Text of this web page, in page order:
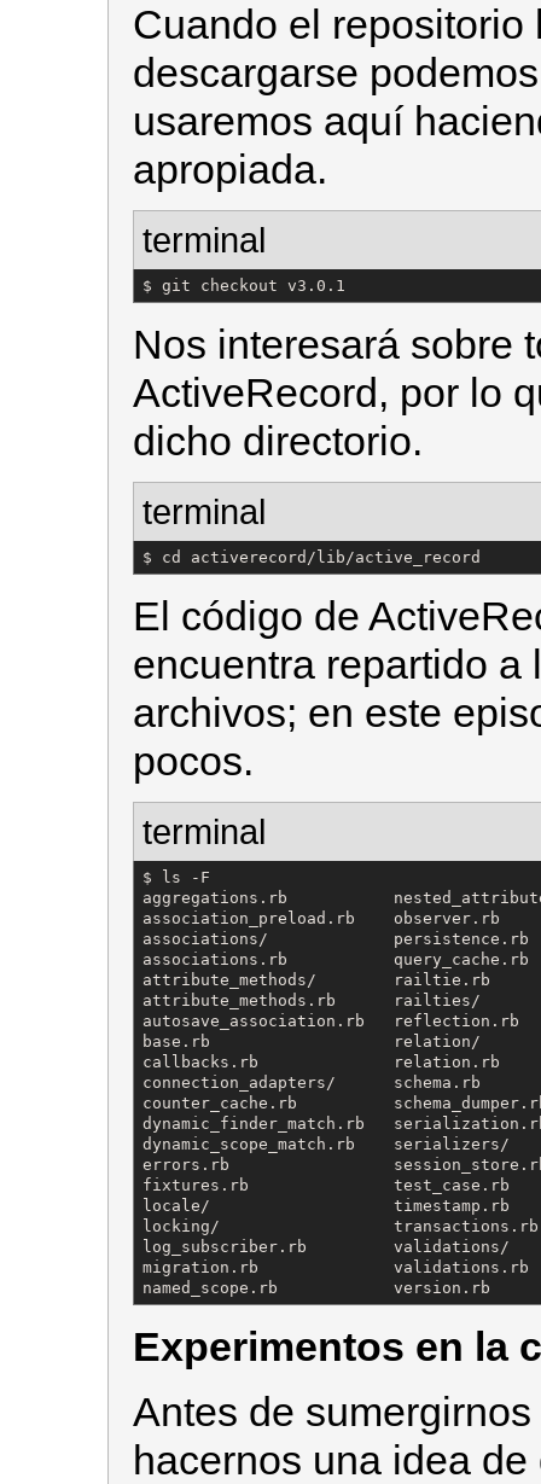
Cuando el repositorio
descargarse
usaremos aquí
apropiada.
terminal
$ git checkout v3.0.1
Nos interesará sobre
ActiveRecord, por lo
dicho directorio.
terminal
$ cd activerecord/lib/active_record
El código de
encuentra repartido a
archivos; en este
pocos.
terminal
$ ls -F
aggregations.rb
association_preload.rb    observer.rb
associations/             persistence.rb
associations.rb           query_cache.rb
attribute_methods/        railtie.rb
attribute_methods.rb      railties/
autosave_association.rb   reflection.rb
base.rb                   relation/
callbacks.rb              relation.rb
connection_adapters/      schema.rb
counter_cache.rb
dynamic_finder_match.rb
dynamic_scope_match.rb    serializers/
errors.rb
fixtures.rb               test_case.rb
locale/                   timestamp.rb
locking/                  transactions.rb
log_subscriber.rb         validations/
migration.rb              validations.rb
named_scope.rb            version.rb
Experimentos en la
Antes de
hacernos una idea